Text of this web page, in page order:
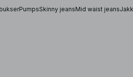
PumpsSkinny jeansMid waist jeans